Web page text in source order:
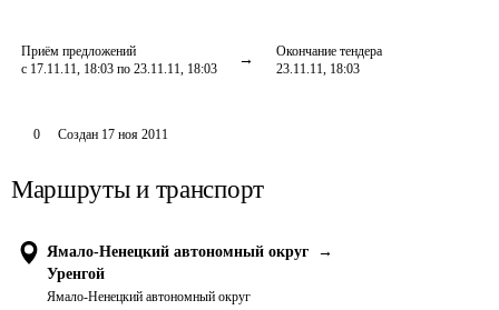
Приём предложений
с 17.11.11, 18:03 по 23.11.11, 18:03
Окончание тендера
23.11.11, 18:03
0 Создан 17 ноя 2011
Маршруты и транспорт
Ямало-Ненецкий автономный округ
→
Уренгой
Ямало-Ненецкий автономный округ